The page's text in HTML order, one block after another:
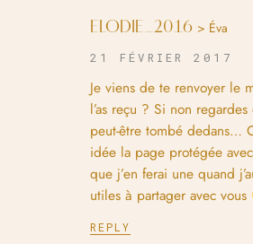
ELODIE_2016 > Éva
21 FÉVRIER 2017
Je viens de te renvoyer le
l’as reçu ? Si non
peut-être tombé dedans…
idée la page protégée
que j’en ferai une quand
utiles à partager avec vous
REPLY